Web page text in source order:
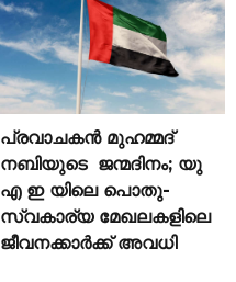
പ്രവാചകൻ മുഹമ്മദ്
നബിയുടെ ജന്മദിനം; യു
എ ഇ യിലെ പൊതു-
സ്വകാര്യ മേഖലകളിലെ
ജീവനക്കാർക്ക് അവധി